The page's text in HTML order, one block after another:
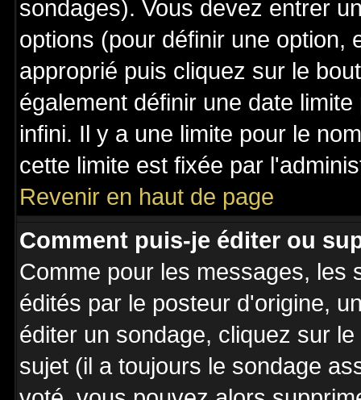
sondages). Vous devez entrer
options (pour définir une option,
approprié puis cliquez sur le
également définir une date
infini. Il y a une limite pour le
cette limite est fixée par
Revenir en haut de page
Comment puis-je éditer ou
Comme pour les messages, les
édités par le posteur d'origine,
éditer un sondage, cliquez sur
sujet (il a toujours le sondage